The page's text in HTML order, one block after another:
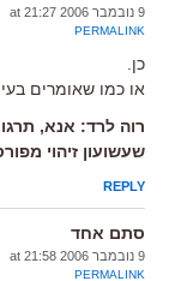
9 נובמבר 2006 at 21:27
PERMALINK
כן.
או כמו שאומרים
רוה לרד: אנא,
שעשועון זיהוי
REPLY
סתם אחד
9 נובמבר 2006 at 21:58
PERMALINK